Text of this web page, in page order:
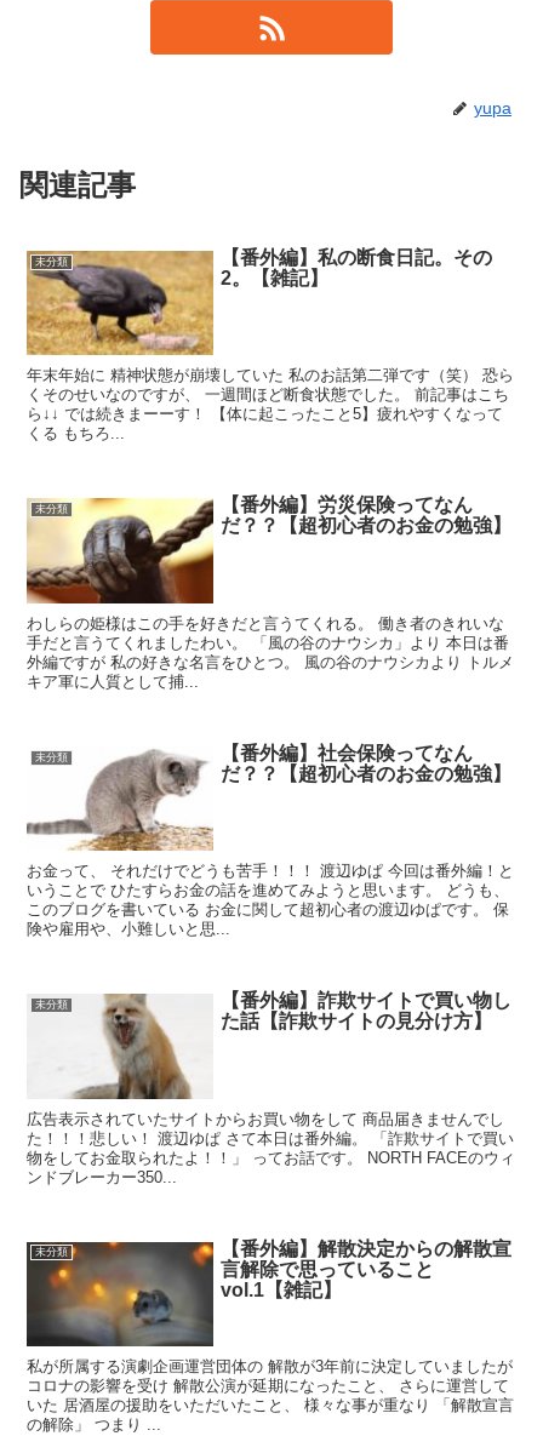
yupa
関連記事
未分類
【番外編】私の断食日記。その
2。【雑記】
年末年始に 精神状態が崩壊していた 私のお話第二弾です（笑） 恐ら
くそのせいなのですが、 一週間ほど断食状態でした。 前記事はこち
ら↓↓ では続きまーーす！ 【体に起こったこと5】疲れやすくなって
くる もちろ...
未分類
【番外編】労災保険ってなん
だ？？【超初心者のお金の勉強】
わしらの姫様はこの手を好きだと言うてくれる。 働き者のきれいな
手だと言うてくれましたわい。 「風の谷のナウシカ」より 本日は番
外編ですが 私の好きな名言をひとつ。 風の谷のナウシカより トルメ
キア軍に人質として捕...
未分類
【番外編】社会保険ってなん
だ？？【超初心者のお金の勉強】
お金って、 それだけでどうも苦手！！！ 渡辺ゆぱ 今回は番外編！と
いうことで ひたすらお金の話を進めてみようと思います。 どうも、
このブログを書いている お金に関して超初心者の渡辺ゆぱです。 保
険や雇用や、小難しいと思...
未分類
【番外編】詐欺サイトで買い物し
た話【詐欺サイトの見分け方】
広告表示されていたサイトからお買い物をして 商品届きませんでし
た！！！悲しい！ 渡辺ゆぱ さて本日は番外編。 「詐欺サイトで買い
物をしてお金取られたよ！！」 ってお話です。 NORTH FACEのウィ
ンドブレーカー350...
未分類
【番外編】解散決定からの解散宣
言解除で思っていること
vol.1【雑記】
私が所属する演劇企画運営団体の 解散が3年前に決定していましたが
コロナの影響を受け 解散公演が延期になったこと、 さらに運営して
いた 居酒屋の援助をいただいたこと、 様々な事が重なり 「解散宣言
の解除」 つまり ...